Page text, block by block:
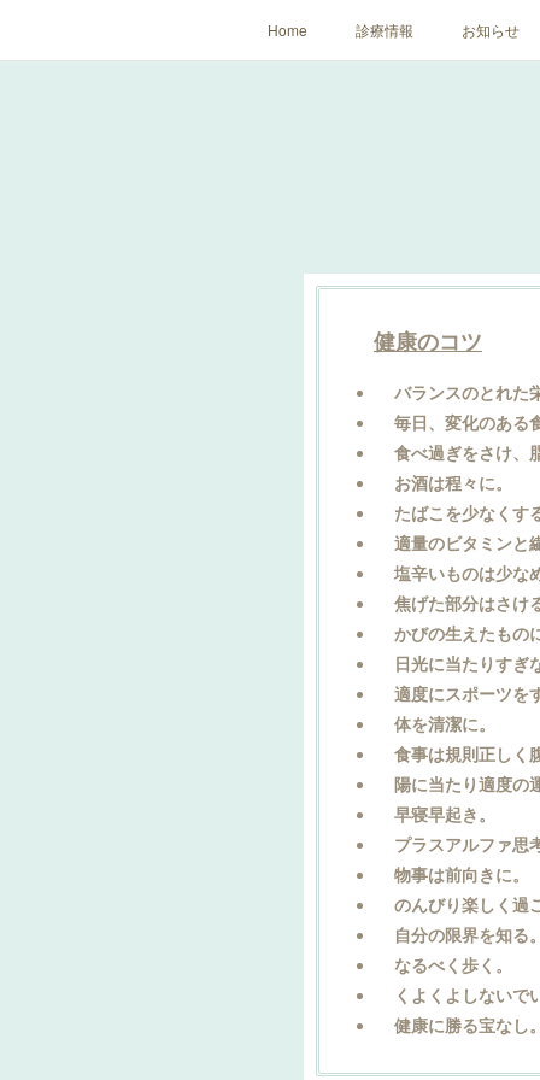
Home 診療情報 お知らせ
健康のコツ
バランスのとれた
毎日、変化のある
食べ過ぎをさけ、
お酒は程々に。
たばこを少なくす
適量のビタミンと
塩辛いものは少な
焦げた部分はさけ
かびの生えたもの
日光に当たりすぎ
適度にスポーツを
体を清潔に。
食事は規則正しく
陽に当たり適度の
早寝早起き。
プラスアルファ思
物事は前向きに。
のんびり楽しく過
自分の限界を知る
なるべく歩く。
くよくよしないで
健康に勝る宝なし